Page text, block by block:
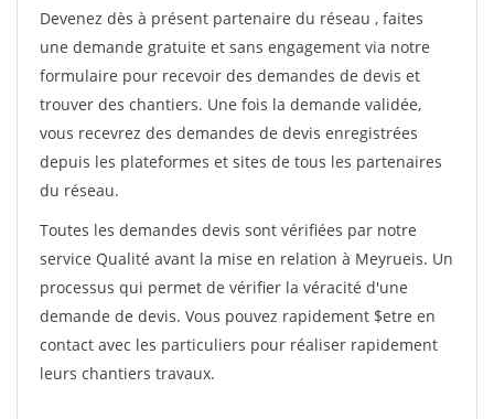
Devenez dès à présent partenaire du réseau , faites
une demande gratuite et sans engagement via notre
formulaire pour recevoir des demandes de devis et
trouver des chantiers. Une fois la demande validée,
vous recevrez des demandes de devis enregistrées
depuis les plateformes et sites de tous les partenaires
du réseau.
Toutes les demandes devis sont vérifiées par notre
service Qualité avant la mise en relation à Meyrueis. Un
processus qui permet de vérifier la véracité d'une
demande de devis. Vous pouvez rapidement $etre en
contact avec les particuliers pour réaliser rapidement
leurs chantiers travaux.